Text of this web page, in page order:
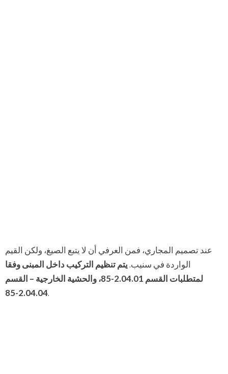
عند تصميم المجاري، فمن العرفي أن لا يتبع الصيغ، ولكن القيم
الواردة في سنيب.يتم تنظيم التركيب داخل المبنى وفقا
لمتطلبات القسم 2.04.01-85، والحشية الخارجية – القسم
2.04.04-85.